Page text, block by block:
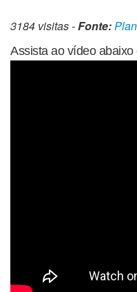
3184 visitas -Fonte:
Assista ao vídeo abaixo